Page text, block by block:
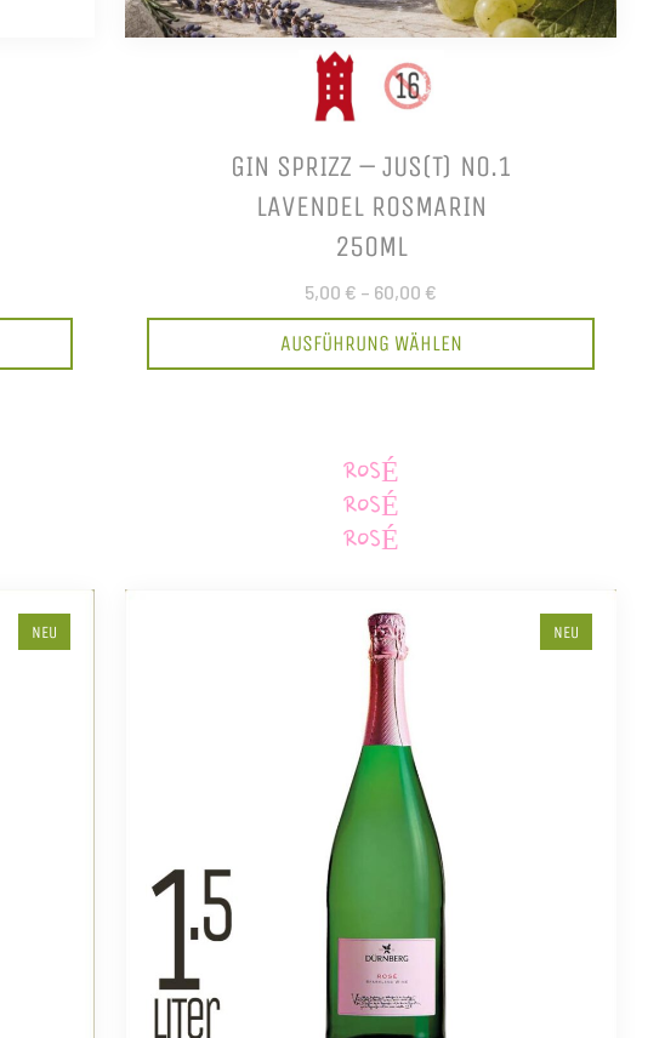
GIN SPRIZZ – JUS(T) NO.1
LAVENDEL ROSMARIN
250ML
5,00 € – 60,00 €
AUSFÜHRUNG WÄHLEN
NEU
ROSÉ
ROSÉ
ROSÉ
NEU